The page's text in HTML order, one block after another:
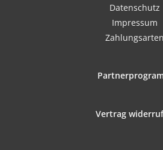
Datenschutz
Impressum
Zahlungsarten
Vertrag